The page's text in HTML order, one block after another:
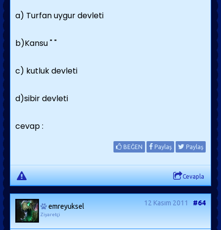
a) Turfan uygur devleti
b)Kansu " "
c) kutluk devleti
d)sibir devleti
cevap :
BEĞEN Paylaş Paylaş
Cevapla
emreyuksel
Ziyaretçi
12 Kasım 2011 #64